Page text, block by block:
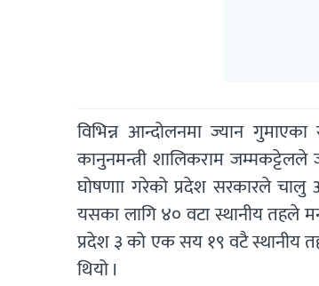
विभिन्न आन्दोलनमा ज्यान
कानुनमन्त्री शालिकराम जम्मकट्टेलले
घोषणाा गरेको प्रदेश सरकारले चालु
यसका लागि ४० वटा स्थानीय तहले
प्रदेश ३ को एक सय १९ वटै स्थानीय
थियो ।